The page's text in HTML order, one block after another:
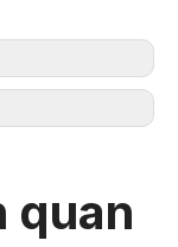
quan